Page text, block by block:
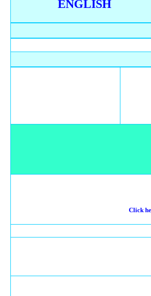
ENGLISH
Click